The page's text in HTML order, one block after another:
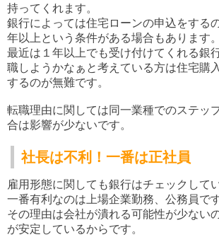
持ってくれます。
銀行によっては住宅ローンの申込をする
年以上という条件がある場合もあります。
最近は１年以上でも受け付けてくれる銀
職しようかなぁと考えている方は住宅購
するのが無難です。
転職理由に関しては同一業種でのステッ
合は影響が少ないです。
社長は不利！一番は正社員
雇用形態に関しても銀行はチェックして
一番有利なのは上場企業勤務、公務員です
その理由は会社が潰れる可能性が少ない
が安定しているからです。